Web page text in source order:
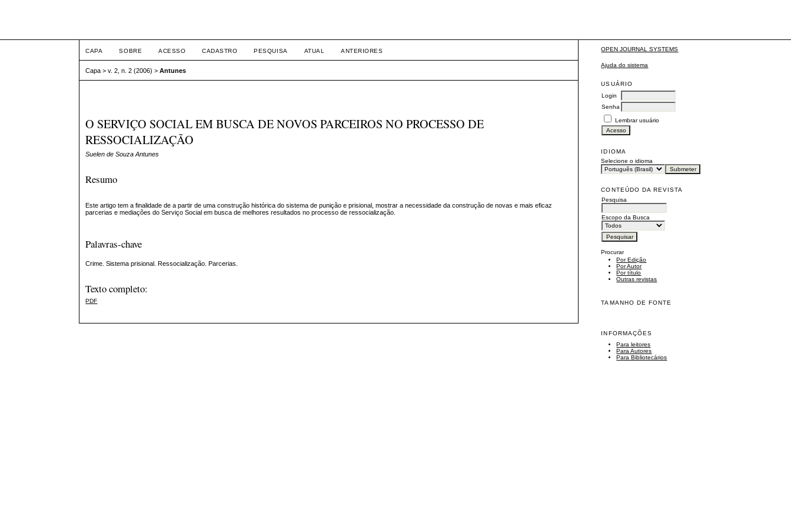
OPEN JOURNAL SYSTEMS
Ajuda do sistema
USUÁRIO
Login
Senha
Lembrar usuário
IDIOMA
Selecione o idioma
CONTEÚDO DA REVISTA
Pesquisa
Escopo da Busca
Procurar
Por Edição
Por Autor
Por título
Outras revistas
TAMANHO DE FONTE
INFORMAÇÕES
Para leitores
Para Autores
Para Bibliotecários
CAPA SOBRE ACESSO CADASTRO PESQUISA ATUAL ANTERIORES
Capa >v. 2, n. 2 (2006) >Antunes
O SERVIÇO SOCIAL EM BUSCA DE NOVOS PARCEIROS NO PROCESSO DE
RESSOCIALIZAÇÃO
Suelen de Souza Antunes
Resumo
Este artigo tem a finalidade de a partir de uma construção histórica do sistema de punição e prisional, mostrar a necessidade da construção de novas e mais eficaz
parcerias e mediações do Serviço Social em busca de melhores resultados no processo de ressocialização.
Palavras-chave
Crime. Sistema prisional. Ressocialização. Parcerias.
Texto completo:
PDF